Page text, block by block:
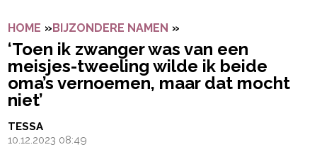
HOME »BIJZONDERE NAMEN »
‘Toen ik zwanger was van een
meisjes-tweeling wilde ik beide
oma’s vernoemen, maar dat mocht
niet’
TESSA
10.12.2023 08:49